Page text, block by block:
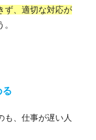
ず、適切な対応が
る
も、仕事が遅い人